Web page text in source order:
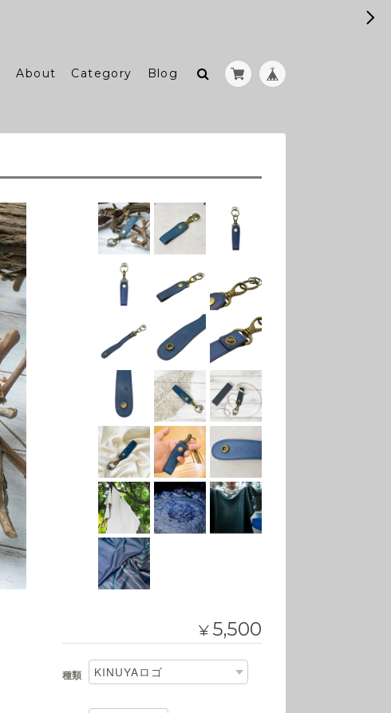
About Category Blog
¥ 5,500
種類